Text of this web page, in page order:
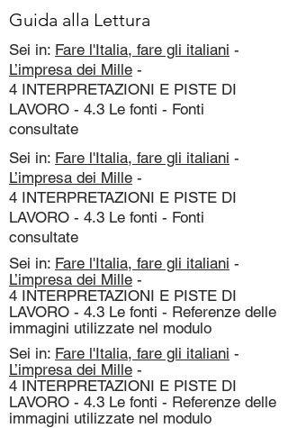
Guida alla Lettura
Sei in: Fare l'Italia, fare gli italiani -
L’impresa dei Mille -
4 INTERPRETAZIONI E PISTE DI
LAVORO - 4.3 Le fonti - Fonti
consultate
Sei in: Fare l'Italia, fare gli italiani -
L’impresa dei Mille -
4 INTERPRETAZIONI E PISTE DI
LAVORO - 4.3 Le fonti - Fonti
consultate
Sei in: Fare l'Italia, fare gli italiani -
L’impresa dei Mille -
4 INTERPRETAZIONI E PISTE DI
LAVORO - 4.3 Le fonti - Referenze delle
immagini utilizzate nel modulo
Sei in: Fare l'Italia, fare gli italiani -
L’impresa dei Mille -
4 INTERPRETAZIONI E PISTE DI
LAVORO - 4.3 Le fonti - Referenze delle
immagini utilizzate nel modulo